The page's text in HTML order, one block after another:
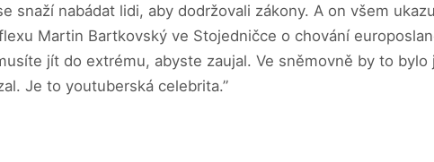
snaží nabádat lidi, aby dodržovali zákony. A on všem
Martin Bartkovský ve Stojedničce o chování
jít do extrému, abyste zaujal. Ve sněmovně by to
Je to youtuberská celebrita.”